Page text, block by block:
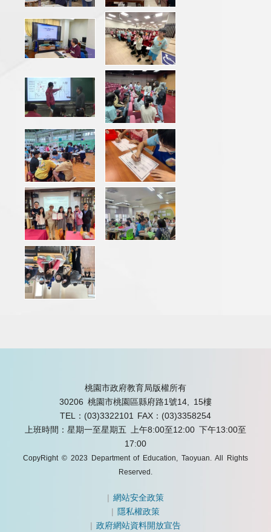
桃園市政府教育局版權所有
30206 桃園市桃園區縣府路1號14, 15樓
TEL：(03)3322101
FAX：(03)3358254
上班時間：星期一至星期五 上午8:00至12:00 下午13:00至
17:00
CopyRight © 2023 Department of Education, Taoyuan. All Rights
Reserved.
|網站安全政策
| 隱私權政策
|政府網站資料開放宣告